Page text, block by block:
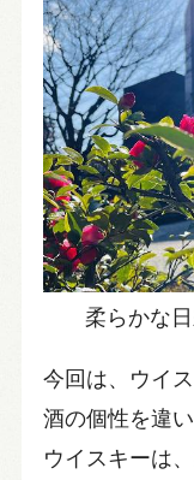
柔らかな
今回は、ウイ
酒の個性を違
ウイスキーは